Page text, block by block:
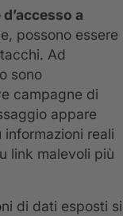
a
possono essere
Ad
sono
campagne di
appare
reali
link malevoli più
di dati esposti si